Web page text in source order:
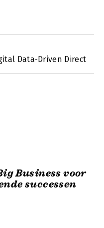
Data-Driven Direct
Business voor
successen